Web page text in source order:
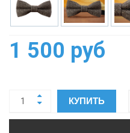
1 500 руб
КУПИТЬ